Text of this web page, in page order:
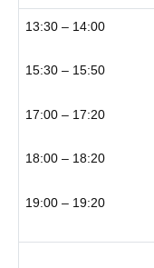
13:30 – 14:00
15:30 – 15:50
17:00 – 17:20
18:00 – 18:20
19:00 – 19:20